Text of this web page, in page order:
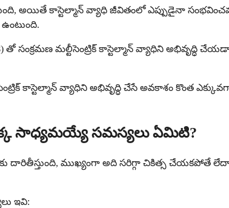
అయితే కాస్టెల్మాన్ వ్యాధి జీవితంలో ఎప్పుడైనా
తో సంక్రమణ మల్టీసెంట్రిక్ కాస్టెల్మాన్ వ్యాధిని
కాస్టెల్మాన్ వ్యాధిని అభివృద్ధి చేసే అవకాశం కొంత
సాధ్యమయ్యే సమస్యలు ఏమిటి?
దారితీస్తుంది, ముఖ్యంగా అది సరిగ్గా చికిత్స చేయకపోతే
ఇవి: